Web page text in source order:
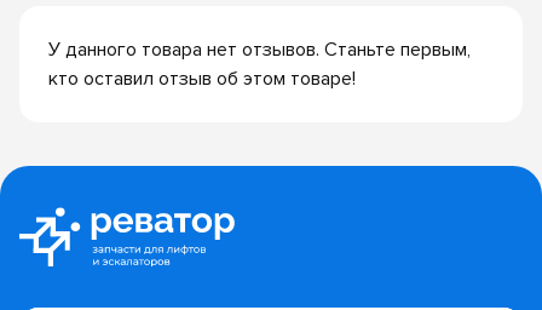
У данного товара нет отзывов. Станьте первым,
кто оставил отзыв об этом товаре!